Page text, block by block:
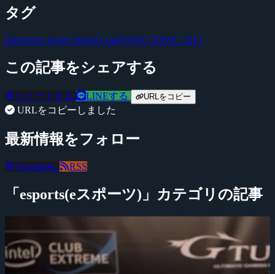
タグ
Electronic Sports World Cup(ESWC) ESWC 2013
この記事をシェアする
ツイートする LINEする URLをコピー
URLをコピーしました
最新情報をフォロー
@negitaku RSS
「esports(eスポーツ)」カテゴリの記事